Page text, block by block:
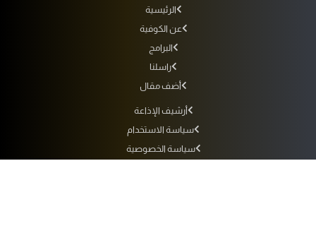
الرئيسية
عن الكوفية
البرامج
راسلنا
أضف مقال
أرشيف الإذاعة
سياسة الاستخدام
سياسة الخصوصية